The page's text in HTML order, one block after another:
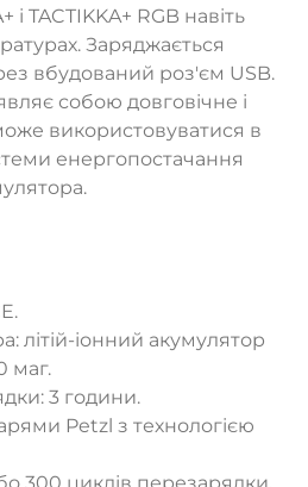
і TACTIKKA+ RGB навіть
Заряджається
вбудований роз'єм USB.
собою довговічне і
використовуватися в
енергопостачання
літій-іонний акумулятор
маг.
3 години.
Petzl з технологією